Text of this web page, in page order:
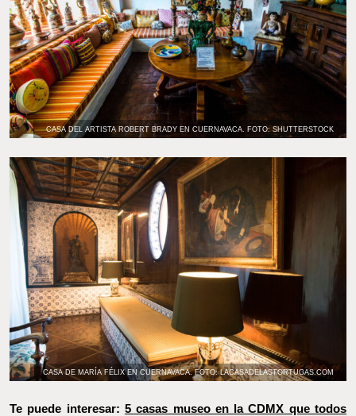
CASA DEL ARTISTA ROBERT BRADY EN CUERNAVACA. FOTO: SHUTTERSTOCK
CASA DE MARÍA FÉLIX EN CUERNAVACA. FOTO: LACASADELASTORTUGAS.COM
deberían conocer